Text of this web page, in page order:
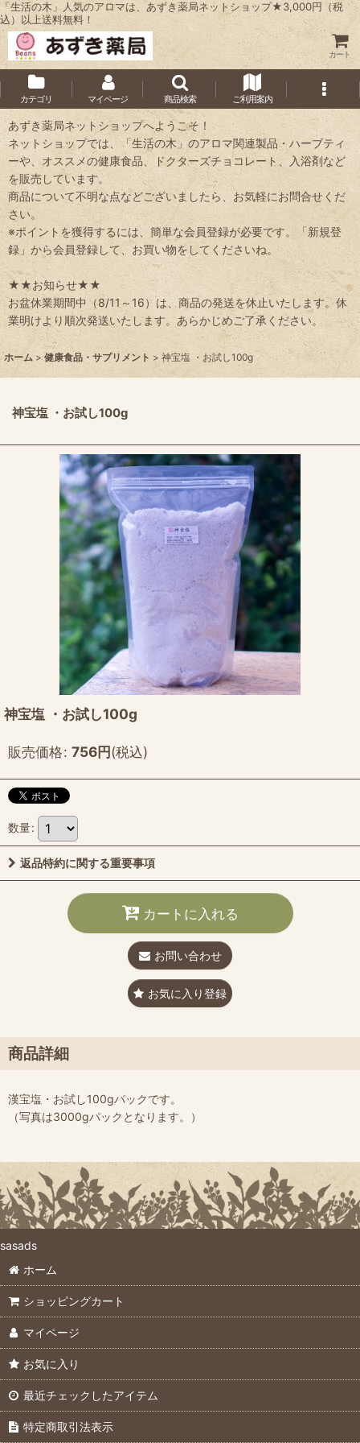
「生活の木」人気のアロマは、あずき薬局ネットショップ★3,000円（税
込）以上送料無料！
カート
カテゴリ マイページ 商品検索 ご利用案内
あずき薬局ネットショップへようこそ！
ネットショップでは、「生活の木」のアロマ関連製品・ハーブティ
ーや、オススメの健康食品、ドクターズチョコレート、入浴剤など
を販売しています。
商品について不明な点などございましたら、お気軽にお問合せくだ
さい。
※ポイントを獲得するには、簡単な会員登録が必要です。「新規登
録」から会員登録して、お買い物をしてくださいね。
★★お知らせ★★
お盆休業期間中（8/11～16）は、商品の発送を休止いたします。休
業明けより順次発送いたします。あらかじめご了承ください。
ホーム > 健康食品・サプリメント > 神宝塩 ・お試し100g
神宝塩 ・お試し100g
神宝塩 ・お試し100g
販売価格: 756円(税込)
数量:
返品特約に関する重要事項
カートに入れる
お問い合わせ
お気に入り登録
商品詳細
漢宝塩・お試し100gパックです。
（写真は3000gパックとなります。）
sasads
ホーム
ショッピングカート
マイページ
お気に入り
最近チェックしたアイテム
特定商取引法表示